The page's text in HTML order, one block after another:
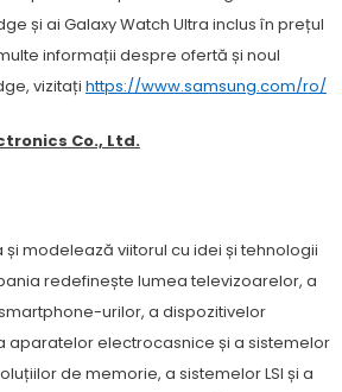
și ai Galaxy Watch Ultra inclus în prețul
informații despre ofertă și noul
vizitați https://www.samsung.com/ro/
Co., Ltd.
modelează viitorul cu idei și tehnologii
redefinește lumea televizoarelor, a
urilor, a dispozitivelor
aparatelor electrocasnice și a sistemelor
de memorie, a sistemelor LSI și a